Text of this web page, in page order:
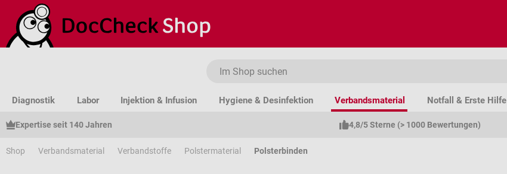
Hauptinhalt springen
Zur Suche springen
Zur Hauptnavigation springen
Diagnostik Labor Injektion & Infusion Hygiene & Desinfektion Verbandsmaterial Notfall & Erste Hilfe
Expertise seit 140 Jahren 4,8/5 Sterne (> 1000 Bewertungen)
Shop Verbandsmaterial Verbandstoffe Polstermaterial Polsterbinden